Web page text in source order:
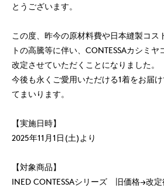
とうございます。
この度、昨今の原材料費や日本縫製コス
トの高騰等に伴い、CONTESSAカシミ
改定させていただくことになりました。
今後も永くご愛用いただける1着をお届
てまいります。
【実施日時】
2025年11月1日(土)より
【対象商品】
INED CONTESSAシリーズ 旧価格→改定